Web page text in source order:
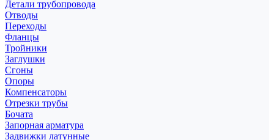
Детали трубопровода
Отводы
Переходы
Фланцы
Тройники
Заглушки
Сгоны
Опоры
Компенсаторы
Отрезки трубы
Бочата
Запорная арматура
Задвижки латунные